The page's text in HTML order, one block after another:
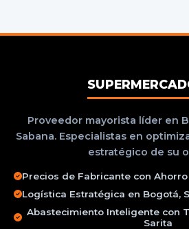
Proveedor mayorista líder en
Sabana. Especialistas en
estratégico de su
Precios de Fabricante con
Logística Estratégica en Bogotá,
Abastecimiento Inteligente con
Sarita